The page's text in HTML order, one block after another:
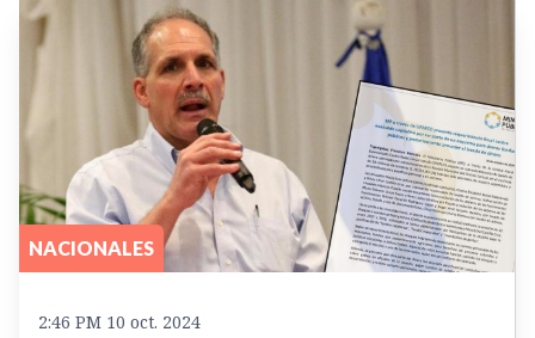
NACIONALES
2:46 PM 10 oct. 2024